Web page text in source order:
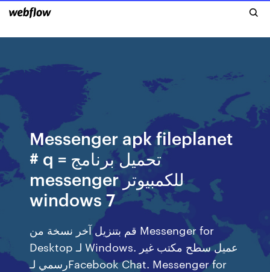
Messenger apk fileplanet
# q = تحميل برنامج
messenger للكمبيوتر
windows 7
قم بتنزيل آخر نسخة من Messenger for
Desktop لـ Windows. عميل سطح مكتب غير
رسمي لـFacebook Chat. Messenger for